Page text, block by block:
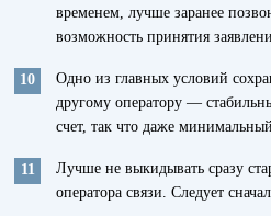
временем, лучше заранее
возможность принятия
Одно из главных условий
другому оператору —
счет, так что даже
Лучше не выкидывать сразу
оператора связи. Следует